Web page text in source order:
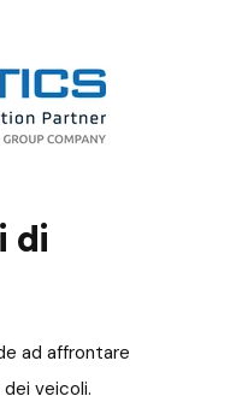
di
ad affrontare
veicoli.